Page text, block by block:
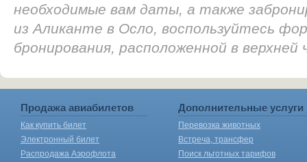
необходимые вам даты, а также
из Аликанте в Осло, воспользуйтесь
бронирования, расположенной в
Продажа авиабилетов
Как купить билет
Электронный билет
Распродажа Аэрофлота
Дополнительные услуги
Перевозка животных
Встреча, трансфер
Поиск льготных тарифов